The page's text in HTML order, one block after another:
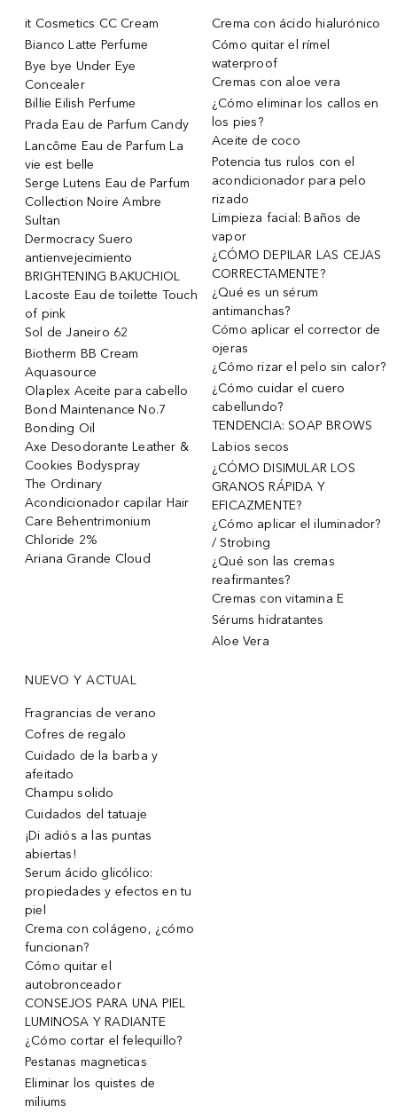
it Cosmetics CC Cream
Bianco Latte Perfume
Bye bye Under Eye
Concealer
Billie Eilish Perfume
Prada Eau de Parfum Candy
Lancôme Eau de Parfum La
vie est belle
Serge Lutens Eau de Parfum
Collection Noire Ambre
Sultan
Dermocracy Suero
antienvejecimiento
BRIGHTENING BAKUCHIOL
Lacoste Eau de toilette Touch
of pink
Sol de Janeiro 62
Biotherm BB Cream
Aquasource
Olaplex Aceite para cabello
Bond Maintenance No.7
Bonding Oil
Axe Desodorante Leather &
Cookies Bodyspray
The Ordinary
Acondicionador capilar Hair
Care Behentrimonium
Chloride 2%
Ariana Grande Cloud
Crema con ácido hialurónico
Cómo quitar el rímel
waterproof
Cremas con aloe vera
¿Cómo eliminar los callos en
los pies?
Aceite de coco
Potencia tus rulos con el
acondicionador para pelo
rizado
Limpieza facial: Baños de
vapor
¿CÓMO DEPILAR LAS CEJAS
CORRECTAMENTE?
¿Qué es un sérum
antimanchas?
Cómo aplicar el corrector de
ojeras
¿Cómo rizar el pelo sin calor?
¿Cómo cuidar el cuero
cabellundo?
TENDENCIA: SOAP BROWS
Labios secos
¿CÓMO DISIMULAR LOS
GRANOS RÁPIDA Y
EFICAZMENTE?
¿Cómo aplicar el iluminador?
/ Strobing
¿Qué son las cremas
reafirmantes?
Cremas con vitamina E
Sérums hidratantes
Aloe Vera
NUEVO Y ACTUAL
Fragrancias de verano
Cofres de regalo
Cuidado de la barba y
afeitado
Champu solido
Cuidados del tatuaje
¡Di adiós a las puntas
abiertas!
Serum ácido glicólico:
propiedades y efectos en tu
piel
Crema con colágeno, ¿cómo
funcionan?
Cómo quitar el
autobronceador
CONSEJOS PARA UNA PIEL
LUMINOSA Y RADIANTE
¿Cómo cortar el felequillo?
Pestanas magneticas
Eliminar los quistes de
miliums